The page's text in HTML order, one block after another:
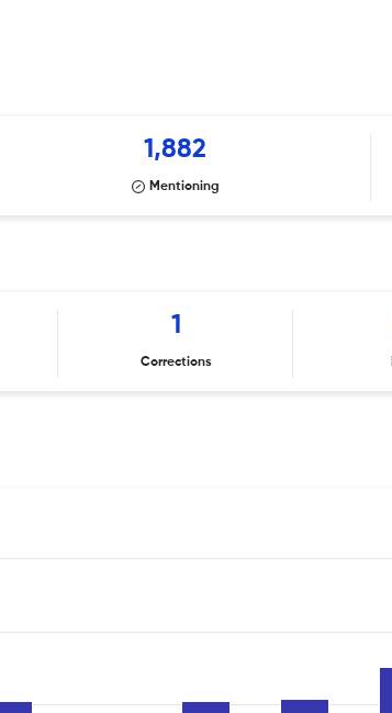
1,882
Mentioning
1
Corrections